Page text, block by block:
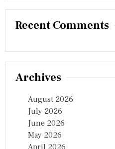
Recent Comments
Archives
August 2026
July 2026
June 2026
May 2026
April 2026